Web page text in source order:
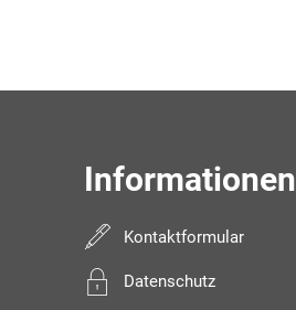
Informationen
Kontaktformular
Datenschutz